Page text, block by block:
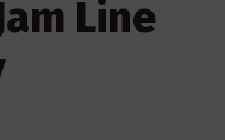
Line